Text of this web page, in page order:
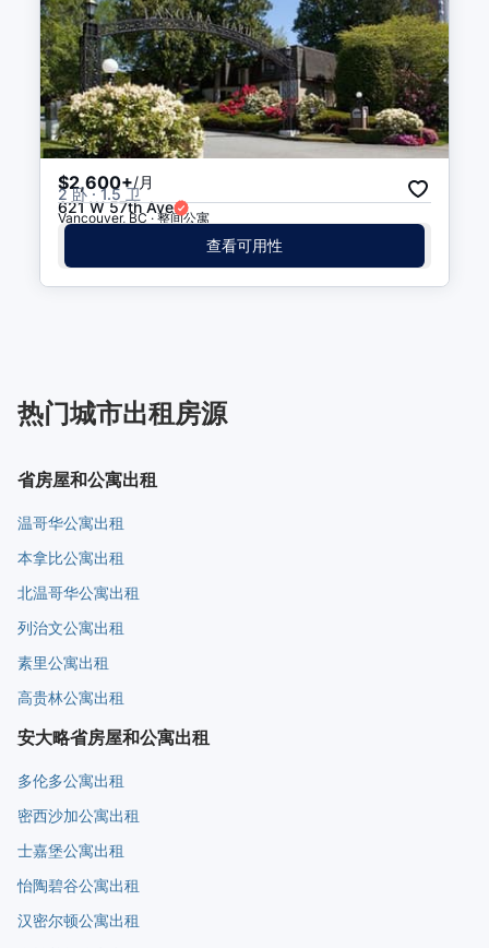
$2,600+/月
2 卧 · 1.5 卫
621 W 57th Ave
Vancouver, BC · 整间公寓
查看可用性
热门城市出租房源
省房屋和公寓出租
温哥华公寓出租
本拿比公寓出租
北温哥华公寓出租
列治文公寓出租
素里公寓出租
高贵林公寓出租
安大略省房屋和公寓出租
多伦多公寓出租
密西沙加公寓出租
士嘉堡公寓出租
怡陶碧谷公寓出租
汉密尔顿公寓出租